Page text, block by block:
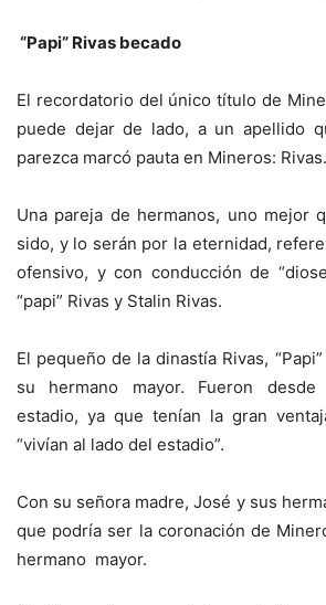
“Papi” Rivas becado
El recordatorio del único título de
puede dejar de lado, a un apellido
parezca marcó pauta en Mineros: Rivas.
Una pareja de hermanos, uno mejor
sido, y lo serán por la eternidad,
ofensivo, y con conducción de
“papi” Rivas y Stalin Rivas.
El pequeño de la dinastía Rivas,
su hermano mayor. Fueron
estadio, ya que tenían la gran
“vivían al lado del estadio”.
Con su señora madre, José y sus
que podría ser la coronación de
hermano mayor.